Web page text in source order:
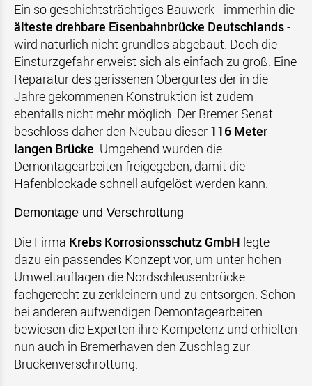
Ein so geschichtsträchtiges Bauwerk - immerhin die
älteste drehbare Eisenbahnbrücke Deutschlands-
wird natürlich nicht grundlos abgebaut. Doch die
Einsturzgefahr erweist sich als einfach zu groß. Eine
Reparatur des gerissenen Obergurtes der in die
Jahre gekommenen Konstruktion ist zudem
ebenfalls nicht mehr möglich. Der Bremer Senat
beschloss daher den Neubau dieser 116 Meter
langen Brücke. Umgehend wurden die
Demontagearbeiten freigegeben, damit die
Hafenblockade schnell aufgelöst werden kann.
Demontage und Verschrottung
Die Firma Krebs Korrosionsschutz GmbH legte
dazu ein passendes Konzept vor, um unter hohen
Umweltauflagen die Nordschleusenbrücke
fachgerecht zu zerkleinern und zu entsorgen. Schon
bei anderen aufwendigen Demontagearbeiten
bewiesen die Experten ihre Kompetenz und erhielten
nun auch in Bremerhaven den Zuschlag zur
Brückenverschrottung.